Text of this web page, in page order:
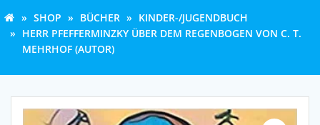
SHOP BÜCHER
KINDER-/JUGENDBUCH
HERR PFEFFERMINZKY ÜBER DEM REGENBOGEN VON C. T.
MEHRHOF (AUTOR)